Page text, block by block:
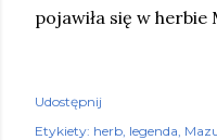
pojawiła się w
Udostępnij
Etykiety: herb legenda